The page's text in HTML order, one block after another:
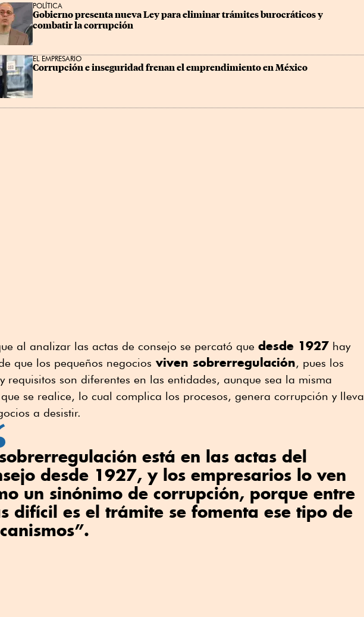
POLÍTICA
Gobierno presenta nueva Ley para eliminar trámites burocráticos y
combatir la corrupción
EL EMPRESARIO
Corrupción e inseguridad frenan el emprendimiento en México
al analizar las actas de consejo se percató que desde 1927 hay
que los pequeños negocios viven sobrerregulación, pues los
requisitos son diferentes en las entidades, aunque sea la misma
se realice, lo cual complica los procesos, genera corrupción y lleva
a desistir.
está en las actas del
desde 1927, y los empresarios lo ven
un sinónimo de corrupción, porque entre
difícil es el trámite se fomenta ese tipo de